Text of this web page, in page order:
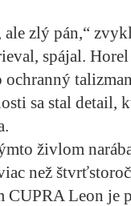
ale zlý pán,“
spájal.
ochranný
sa stal detail,
živlom
než
CUPRA Leon je